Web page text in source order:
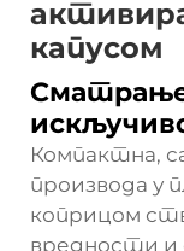
капусом
Компактна,
производа у
коприцом
вредности и